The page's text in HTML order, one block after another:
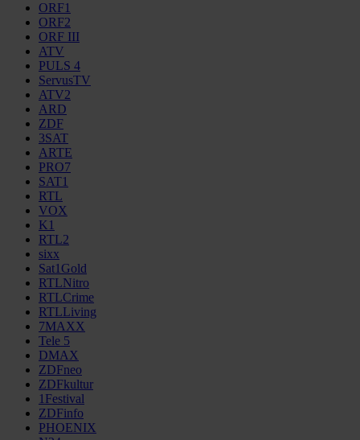
ORF1
ORF2
ORF III
ATV
PULS 4
ServusTV
ATV2
ARD
ZDF
3SAT
ARTE
PRO7
SAT1
RTL
VOX
K1
RTL2
sixx
Sat1Gold
RTLNitro
RTLCrime
RTLLiving
7MAXX
Tele 5
DMAX
ZDFneo
ZDFkultur
1Festival
ZDFinfo
PHOENIX